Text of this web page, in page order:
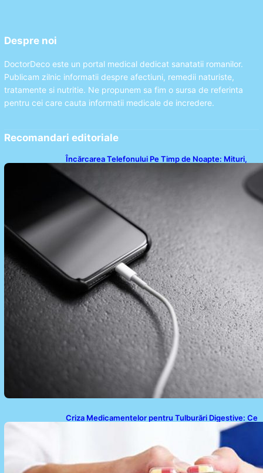
Despre noi
DoctorDeco este un portal medical dedicat sanatatii romanilor.
Publicam zilnic informatii despre afectiuni, remedii naturiste,
tratamente si nutritie. Ne propunem sa fim o sursa de referinta
pentru cei care cauta informatii medicale de incredere.
Recomandari editoriale
Încărcarea Telefonului Pe Timp de Noapte: Mituri,
Criza Medicamentelor pentru Tulburări Digestive: Ce
Înseamnă Suspendarea Colebil și Panzcebil pentru